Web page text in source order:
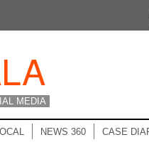
MEDIA
NEWS 360 CASE